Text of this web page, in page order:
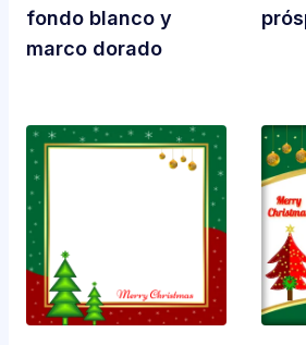
fondo blanco y
marco dorado